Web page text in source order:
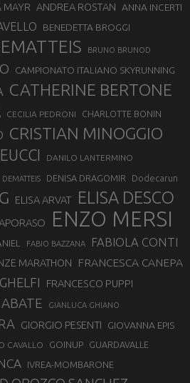
MAYR ANDREA ROSTAN ANNA INCERTI
BENEDETTA BROGGI
BRUNO BRUNOD
CAMPIONATO ITALIANO SKYRUNNING
CATHERINE BERTONE
CECILIA PEDRONI CHARLOTTE BONIN
CRISTIAN MINOGGIO
DANILO LANTERMINO
DEMATTEIS DENISA DRAGOMIR Dodecarun
ELISA ARVAT ELISA DESCO
ENZO MERSI
FABIO BAZZANA FABIOLA CONTI
MARATHON FRANCESCA CANEPA
FRANCESCO PUPPI
GIANLUCA GHIANO
GIORGIO PESENTI GIOVANNA EPIS
CAVALLO GOINUP GUARDAVALLE
IVREA-MOMBARONE